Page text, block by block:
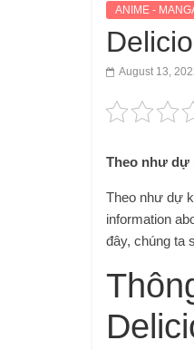
ANIME -
August 13,
Theo như dự
Theo như dự
information
đây, chúng ta